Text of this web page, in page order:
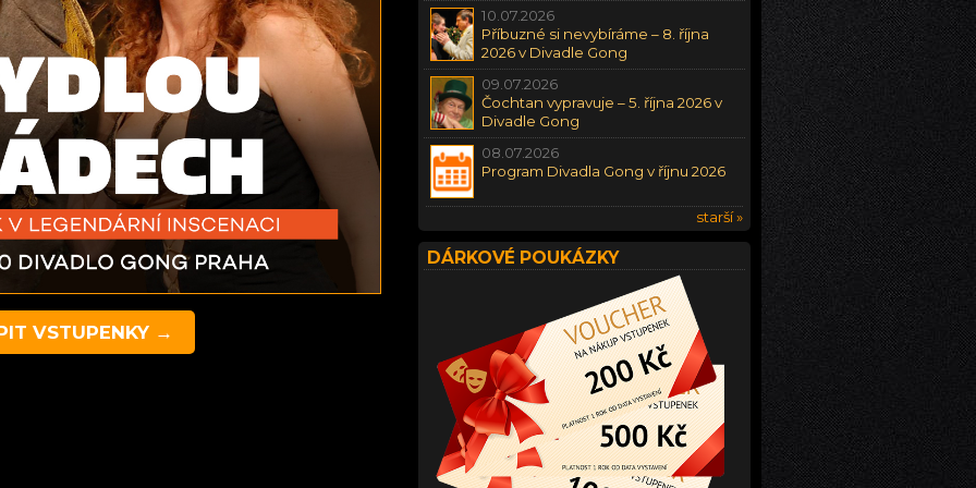
VSTUPENKY →
10.07.2026
Příbuzné si nevybíráme – 8. října
2026 v Divadle Gong
09.07.2026
Čochtan vypravuje – 5. října 2026 v
Divadle Gong
08.07.2026
Program Divadla Gong v říjnu 2026
starší »
DÁRKOVÉ POUKÁZKY